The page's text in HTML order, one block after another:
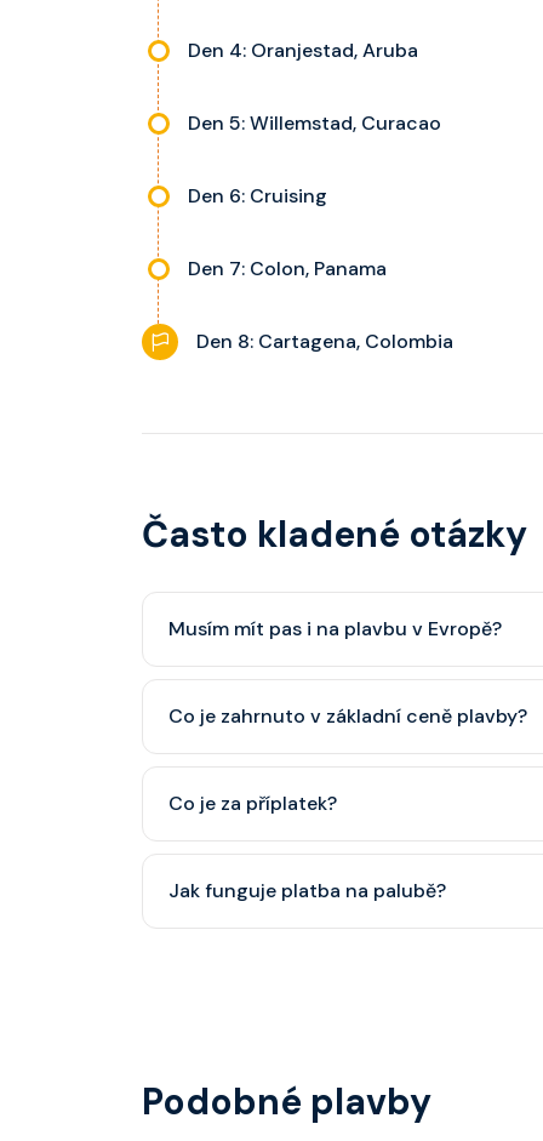
Den 4: Oranjestad, Aruba
Den 5: Willemstad, Curacao
Den 6: Cruising
Den 7: Colon, Panama
Den 8: Cartagena, Colombia
Často kladené otázky
Musím mít pas i na plavbu v Evropě?
minimálně 6 měsíců po skončení plavby.
Co je zahrnuto v základní ceně plavby?
nápoje (voda, čaj, káva, limonády apod.).
Co je za příplatek?
některé aktivity.
Jak funguje platba na palubě?
Podobné plavby